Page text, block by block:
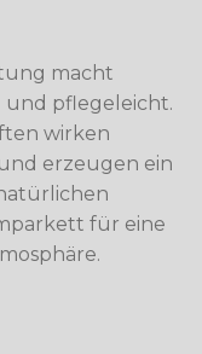
macht
und pflegeleicht.
wirken
erzeugen ein
für eine